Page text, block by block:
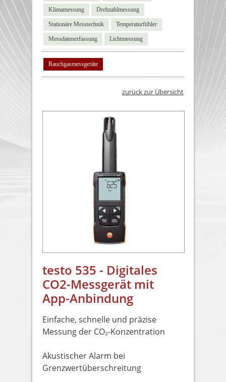
Klimamessung Drehzahlmessung
Stationäre Messtechnik Temperaturfühler
Messdatenerfassung Lichtmessung
Rauchgasmessgeräte
zurück zur Übersicht
testo 535 - Digitales
CO2-Messgerät mit
App-Anbindung
Einfache, schnelle und präzise
Messung der CO₂-Konzentration
Akustischer Alarm bei
Grenzwertüberschreitung